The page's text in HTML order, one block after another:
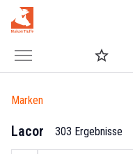
Marken
Lacor 303 Ergebnisse